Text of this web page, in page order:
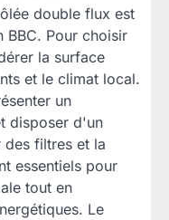
double flux est
BBC. Pour choisir
la surface
et le climat local.
un
disposer d'un
des filtres et la
essentiels pour
tout en
Le